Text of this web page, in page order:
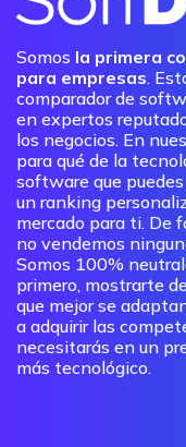
Somos la primera
para empresas.
comparador de
en expertos
los negocios. En
para qué de la
software que
un ranking
mercado para ti. De
no vendemos
Somos 100%
primero, mostrarte
que mejor se
a adquirir las
necesitarás en un
más tecnológico.